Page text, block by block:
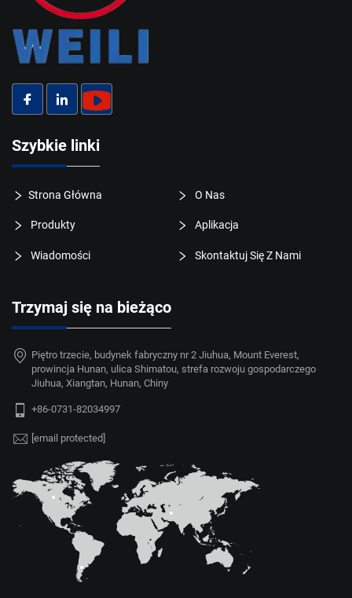
Szybkie linki
Strona Główna O Nas
Produkty Aplikacja
Wiadomości Skontaktuj Się Z Nami
Trzymaj się na bieżąco
Piętro trzecie, budynek fabryczny nr 2 Jiuhua, Mount Everest,
prowincja Hunan, ulica Shimatou, strefa rozwoju gospodarczego
Jiuhua, Xiangtan, Hunan, Chiny
+86-0731-82034997
[email protected]